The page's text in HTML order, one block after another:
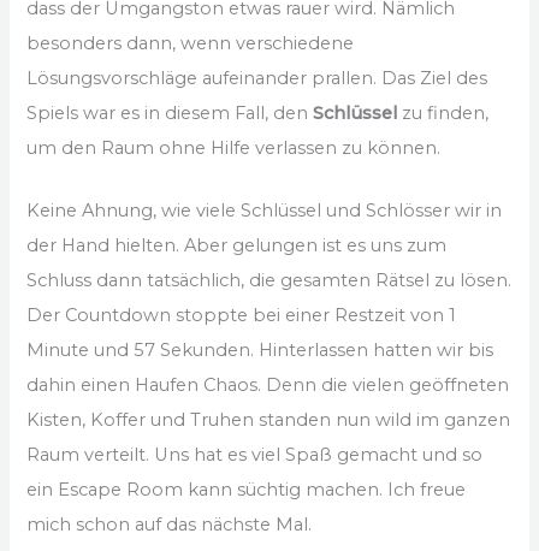
dass der Umgangston etwas rauer wird. Nämlich
besonders dann, wenn verschiedene
Lösungsvorschläge aufeinander prallen. Das Ziel des
Spiels war es in diesem Fall, denSchlüssel zu finden,
um den Raum ohne Hilfe verlassen zu können.
Keine Ahnung, wie viele Schlüssel und Schlösser wir in
der Hand hielten. Aber gelungen ist es uns zum
Schluss dann tatsächlich, die gesamten Rätsel zu lösen.
Der Countdown stoppte bei einer Restzeit von 1
Minute und 57 Sekunden. Hinterlassen hatten wir bis
dahin einen Haufen Chaos. Denn die vielen geöffneten
Kisten, Koffer und Truhen standen nun wild im ganzen
Raum verteilt. Uns hat es viel Spaß gemacht und so
ein Escape Room kann süchtig machen. Ich freue
mich schon auf das nächste Mal.